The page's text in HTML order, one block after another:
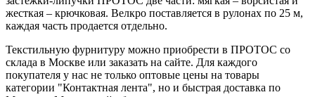
жесткая – крючковая. Велкро поставляется в рулонах по 25 м,
каждая часть продается отдельно.
Текстильную фурнитуру можно приобрести в ПРОТОС со
склада в Москве или заказать на сайте. Для каждого
покупателя у нас не только оптовые цены на товары
категории "Контактная лента", но и быстрая доставка по